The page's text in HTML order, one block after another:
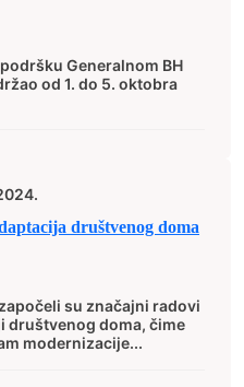
Generalnom BH
od 1. do 5. oktobra
društvenog doma
su značajni radovi
društvenog doma, čime
modernizacije...